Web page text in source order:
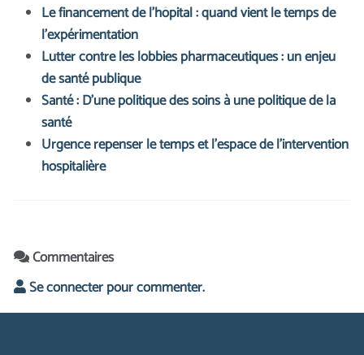
Le financement de l’hôpital : quand vient le temps de
l’expérimentation
Lutter contre les lobbies pharmaceutiques : un enjeu
de santé publique
Santé : D’une politique des soins à une politique de la
santé
Urgence repenser le temps et l’espace de l’intervention
hospitalière
Commentaires
Se connecter pour commenter.